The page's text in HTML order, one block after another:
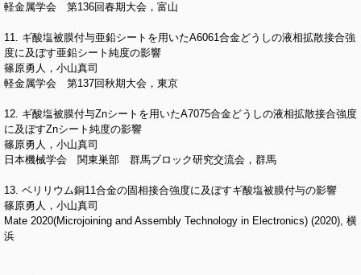
軽金属学会 第136回春期大会，富山
11. ギ酸塩被膜付与亜鉛シートを用いたA6061合金どうしの液相拡散接合強
度に及ぼす亜鉛シート純度の影響
篠原勇人，小山真司
軽金属学会 第137回秋期大会，東京
12. ギ酸塩被膜付与Znシートを用いたA7075合金どうしの液相拡散接合強度
に及ぼすZnシート純度の影響
篠原勇人，小山真司
日本機械学会 関東巣部 群馬ブロック研究交流会，群馬
13. ベリリウム銅11合金の固相接合強度に及ぼすギ酸塩被膜付与の影響
篠原勇人，小山真司
Mate 2020(Microjoining and Assembly Technology in Electronics) (2020), 横
浜